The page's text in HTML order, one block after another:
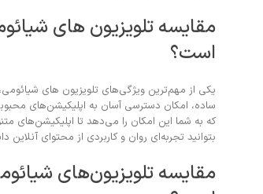
مقایسه تلویزیون های
است؟
یکی از مهم‌ترین ویژگی‌های تلویزیون های
ساده، امکان دسترسی آسان به اپلیکیشن‌های
که به شما این امکان را می‌دهد تا اپلیکیشن‌های
بتوانید تجربه‌ای روان و کاربردی از محتوای آنلاین
مقایسه تلویزیون‌های